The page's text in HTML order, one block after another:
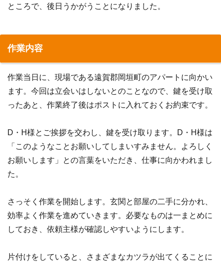
ところで、後日うかがうことになりました。
作業内容
作業当日に、現場である遠賀郡岡垣町のアパートに向かい
ます。今回は立会いはしないとのことなので、鍵を受け取
ったあと、作業終了後はポストに入れておくお約束です。
D・H様とご挨拶を交わし、鍵を受け取ります。D・H様は
「このようなことお願いしてしまいすみません。よろしく
お願いします」との言葉をいただき、仕事に向かわれまし
た。
さっそく作業を開始します。玄関と部屋の二手に分かれ、
効率よく作業を進めていきます。必要なものは一まとめに
しておき、依頼主様が確認しやすいようにします。
片付けをしていると、さまざまなカツラが出てくることに